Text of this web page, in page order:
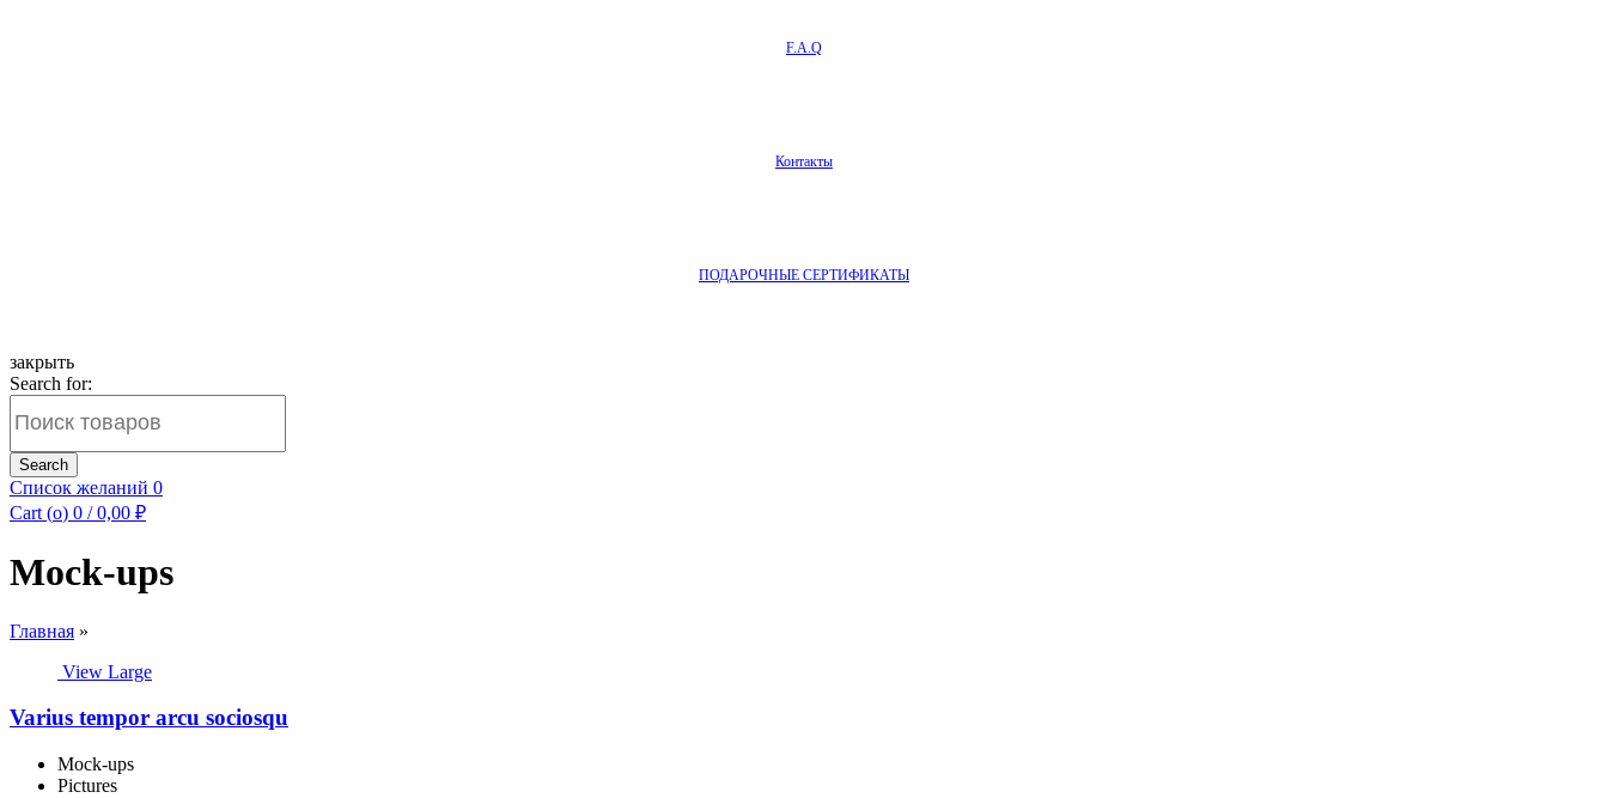
F.A.Q
Контакты
ПОДАРОЧНЫЕ СЕРТИФИКАТЫ
закрыть
Search for:
Search
Список желаний 0
Cart (o) 0 / 0,00 ₽
Mock-ups
Главная »
View Large
Varius tempor arcu sociosqu
Mock-ups
Pictures